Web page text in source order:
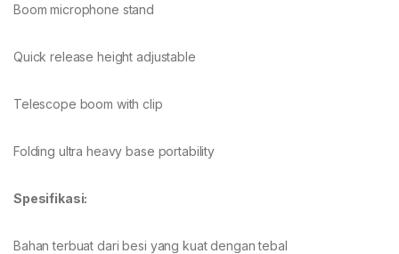
Boom microphone stand
Quick release height adjustable
Telescope boom with clip
Folding ultra heavy base portability
Spesifikasi:
Bahan terbuat dari besi yang kuat dengan tebal